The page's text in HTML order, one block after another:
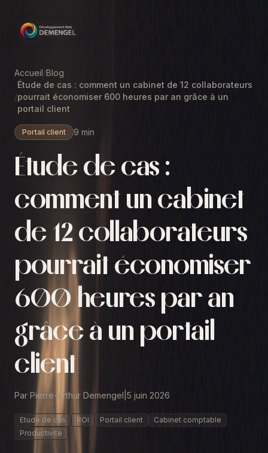
Accueil/Blog
/
Étude de cas : comment un cabinet de 12 collaborateurs
pourrait économiser 600 heures par an grâce à un
portail client
Portail client 9 min
Étude de cas :
comment un cabinet
de 12 collaborateurs
pourrait économiser
600 heures par an
grâce à un portail
client
Par Pierre-Arthur Demengel 5 juin 2026
Etude de cas ROI Portail client
Cabinet comptable
Productivite